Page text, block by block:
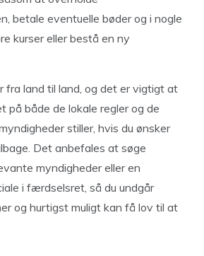
betale eventuelle bøder og i nogle
kurser eller bestå en ny
fra land til land, og det er vigtigt at
på både de lokale regler og de
stiller, hvis du ønsker
Det anbefales at søge
myndigheder eller en
i færdselsret, så du undgår
og hurtigst muligt kan få lov til at